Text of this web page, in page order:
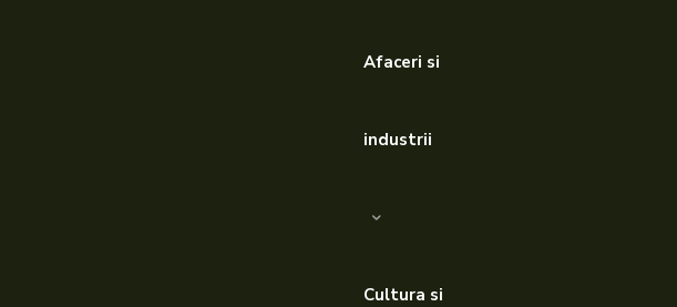
Afaceri si
industrii
Cultura si